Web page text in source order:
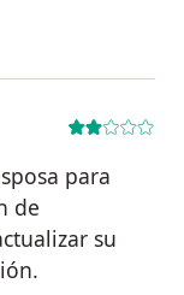
para
de
su